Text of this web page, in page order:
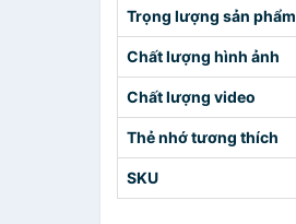
Trọng lượng sản phẩm
Chất lượng hình ảnh
Chất lượng video
Thẻ nhớ tương thích
SKU